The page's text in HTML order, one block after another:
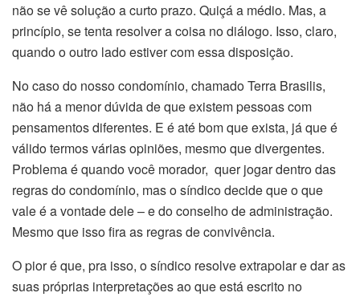
não se vê solução a curto prazo. Quiçá a médio. Mas, a
princípio, se tenta resolver a coisa no diálogo. Isso, claro,
quando o outro lado estiver com essa disposição.
No caso do nosso condomínio, chamado Terra Brasilis,
não há a menor dúvida de que existem pessoas com
pensamentos diferentes. E é até bom que exista, já que é
válido termos várias opiniões, mesmo que divergentes.
Problema é quando você morador, quer jogar dentro das
regras do condomínio, mas o síndico decide que o que
vale é a vontade dele – e do conselho de administração.
Mesmo que isso fira as regras de convivência.
O pior é que, pra isso, o síndico resolve extrapolar e dar as
suas próprias interpretações ao que está escrito no